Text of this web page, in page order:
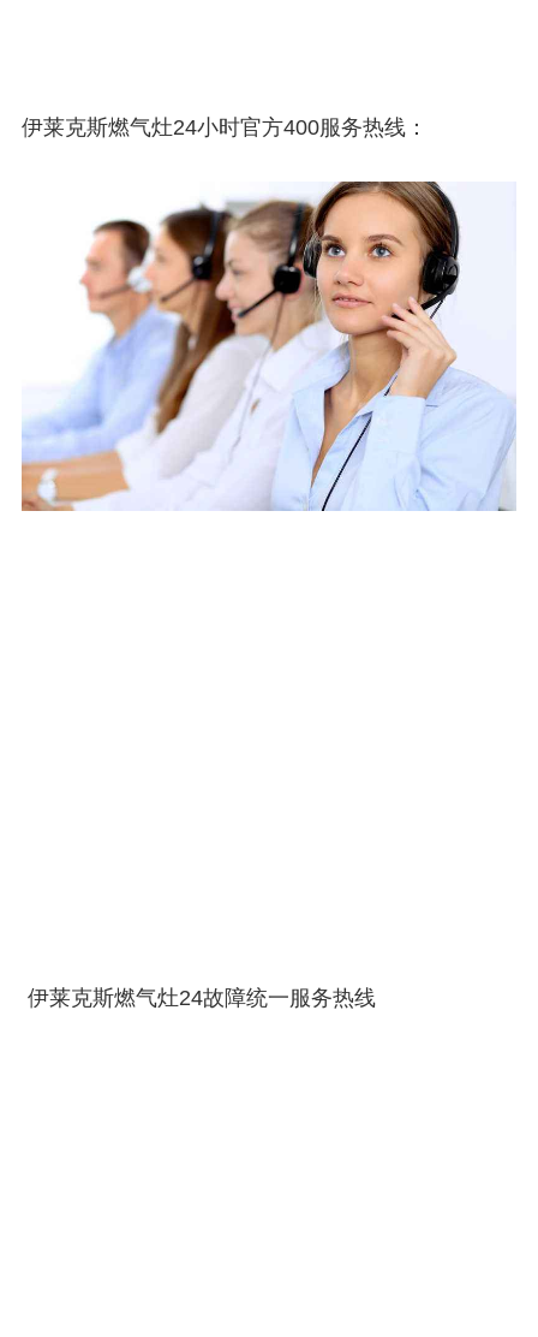
伊莱克斯燃气灶24小时官方400服务热线：
伊莱克斯燃气灶24故障统一服务热线